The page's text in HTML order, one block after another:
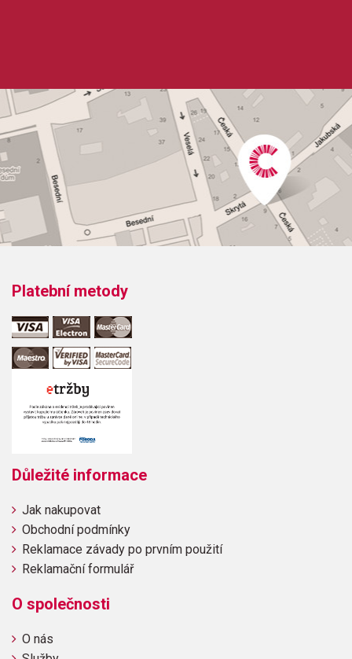
Platební metody
Důležité informace
Jak nakupovat
Obchodní podmínky
Reklamace závady po prvním použití
Reklamační formulář
O společnosti
O nás